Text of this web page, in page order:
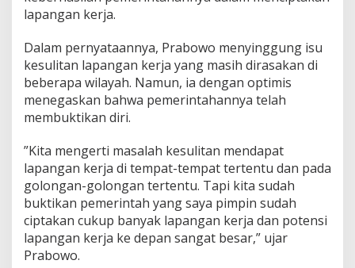
u
h
C
i
p
t
a
n
B
a
n
y
a
k
lapangan kerja.
​Dalam pernyataannya, Prabowo menyinggung isu
kesulitan lapangan kerja yang masih dirasakan di
beberapa wilayah. Namun, ia dengan optimis
menegaskan bahwa pemerintahannya telah
membuktikan diri.
​”Kita mengerti masalah kesulitan mendapat
lapangan kerja di tempat-tempat tertentu dan pada
golongan-golongan tertentu. Tapi kita sudah
buktikan pemerintah yang saya pimpin sudah
ciptakan cukup banyak lapangan kerja dan potensi
lapangan kerja ke depan sangat besar,” ujar
Prabowo.